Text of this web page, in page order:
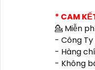
* CAM
💁 Miễn
- Công
- Hàng
- Không